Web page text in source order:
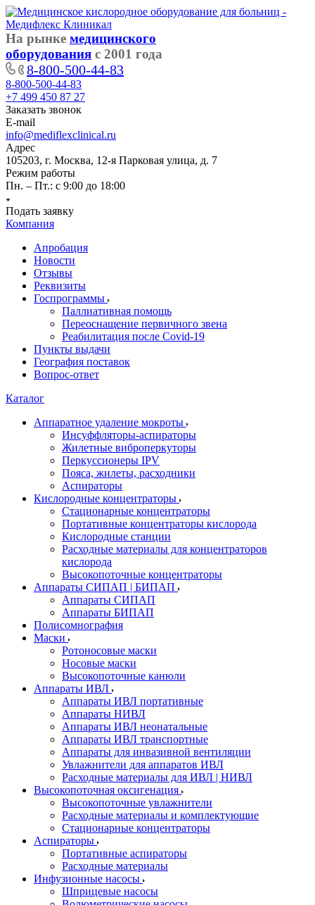
На рынке медицинского
оборудования с 2001 года
8-800-500-44-83
8-800-500-44-83
+7 499 450 87 27
Заказать звонок
E-mail
info@mediflexclinical.ru
Адрес
105203, г. Москва, 12-я Парковая улица, д. 7
Режим работы
Пн. – Пт.: с 9:00 до 18:00
Подать заявку
Компания
Апробация
Новости
Отзывы
Реквизиты
Госпрограммы
Паллиативная помощь
Переоснащение первичного звена
Реабилитация после Covid-19
Пункты выдачи
География поставок
Вопрос-ответ
Каталог
Аппаратное удаление мокроты
Инсуффляторы-аспираторы
Жилетные виброперкуторы
Перкуссионеры IPV
Пояса, жилеты, расходники
Аспираторы
Кислородные концентраторы
Стационарные концентраторы
Портативные концентраторы кислорода
Кислородные станции
Расходные материалы для концентраторов
кислорода
Высокопоточные концентраторы
Аппараты СИПАП | БИПАП
Аппараты СИПАП
Аппараты БИПАП
Полисомнография
Маски
Ротоносовые маски
Носовые маски
Высокопоточные канюли
Аппараты ИВЛ
Аппараты ИВЛ портативные
Аппараты НИВЛ
Аппараты ИВЛ неонатальные
Аппараты ИВЛ транспортные
Аппараты для инвазивной вентиляции
Увлажнители для аппаратов ИВЛ
Расходные материалы для ИВЛ | НИВЛ
Высокопоточная оксигенация
Высокопоточные увлажнители
Расходные материалы и комплектующие
Стационарные концентраторы
Аспираторы
Портативные аспираторы
Расходные материалы
Инфузионные насосы
Шприцевые насосы